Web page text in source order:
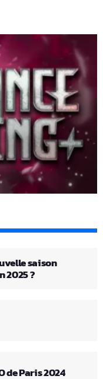
saison
2025 ?
de Paris 2024